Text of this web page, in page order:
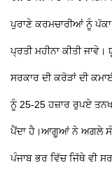
ਪੁਰਾਣੇ ਕਰਮਚਾਰੀਆਂ ਨੂੰ
ਪ੍ਰਤੀ ਮਹੀਨਾ ਕੀਤੀ ਜਾਵੇ।
ਸਰਕਾਰ ਦੀ ਕਰੋੜਾਂ ਦੀ
ਨੂੰ 25-25 ਹਜ਼ਾਰ ਰੁਪਏ
ਪੈਂਦਾ ਹੈ।ਆਗੂਆਂ ਨੇ ਅਗਲੇ
ਪੰਜਾਬ ਭਰ ਵਿੱਚ ਜਿੱਥੇ ਵੀ